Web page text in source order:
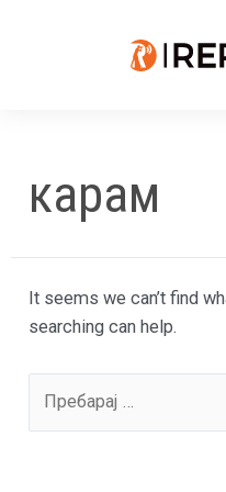
карам
It seems we can’t find
searching can help.